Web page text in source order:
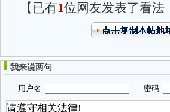
【已有1位网友发表了看法
我来说两句
用户名 密码